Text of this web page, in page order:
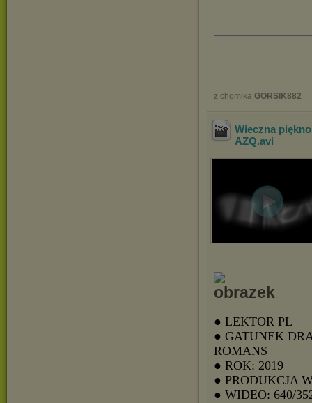
z chomika GORSIK882
Wieczna
AZQ.avi
● LEKTOR PL
● GATUNEK
ROMANS
● ROK: 2019
● PRODUKCJA
● WIDEO: 640/